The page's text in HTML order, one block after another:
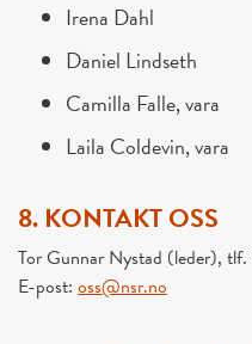
Irena Dahl
Daniel Lindseth
Camilla Falle, vara
Laila Coldevin, vara
8. KONTAKTOSS
Tor Gunnar Nystad (leder), tlf.
E-post: oss@nsr.no